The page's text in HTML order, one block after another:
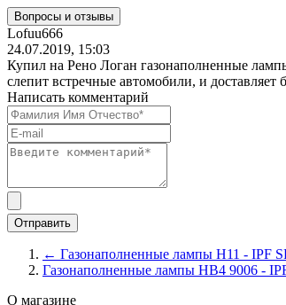
Вопросы и отзывы
Lofuu666
24.07.2019, 15:03
Купил на Рено Логан газонаполненные
слепит встречные автомобили, и доставляет
Написать комментарий
← Газонаполненные лампы H11 - IPF
Газонаполненные лампы HB4 9006 -
О магазине